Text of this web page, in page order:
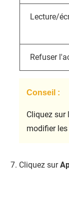
Lecture/
Refuser
Conseil :
Cliquez sur
modifier
Cliquez sur